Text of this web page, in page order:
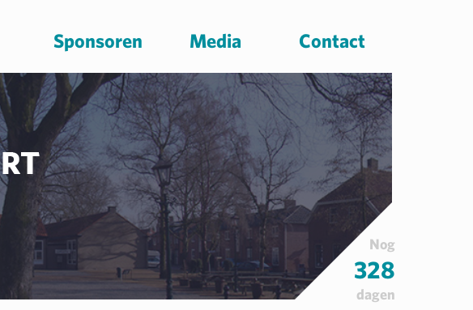
Contact
Media
Sponsoren
Nog
328
dagen